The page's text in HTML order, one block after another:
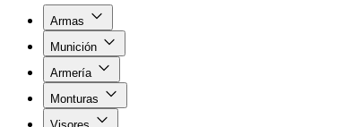
Armas
Munición
Armería
Monturas